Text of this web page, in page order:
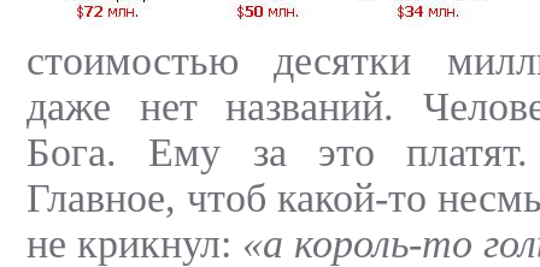
стоимостью десятки
даже нет названий.
Бога. Ему за это
Главное, чтоб какой-то
не крикнул: «а король-то